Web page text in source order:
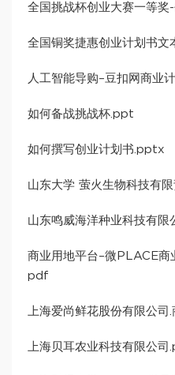
全国挑战杯创业大赛一等
全国铜奖捷惠创业计划书文
人工智能导购–豆扣网商业
如何备战挑战杯.ppt
如何撰写创业计划书.pptx
山东大学 萤火生物科技有
山东鸣威海洋种业科技有限
商业用地平台–微PLACE商
pdf
上海爱尚鲜花股份有限公
上海贝耳农业科技有限公司